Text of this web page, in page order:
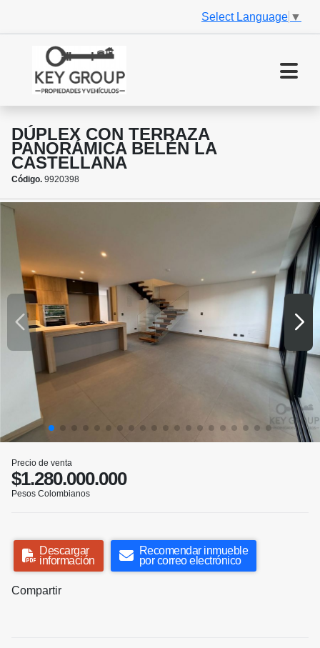
Select Language ▼
DÚPLEX CON TERRAZA
PANORÁMICA BELÉN LA
CASTELLANA
Código. 9920398
Precio de venta
$1.280.000.000
Pesos Colombianos
Descargar
información
Recomendar inmueble
por correo electrónico
Compartir